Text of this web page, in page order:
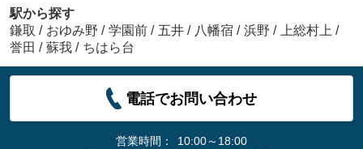
駅から探す
鎌取 / おゆみ野 / 学園前 / 五井 / 八幡宿 / 浜野 / 上総村上 /
誉田 / 蘇我 / ちはら台
電話でお問い合わせ
営業時間：
10:00～18:00